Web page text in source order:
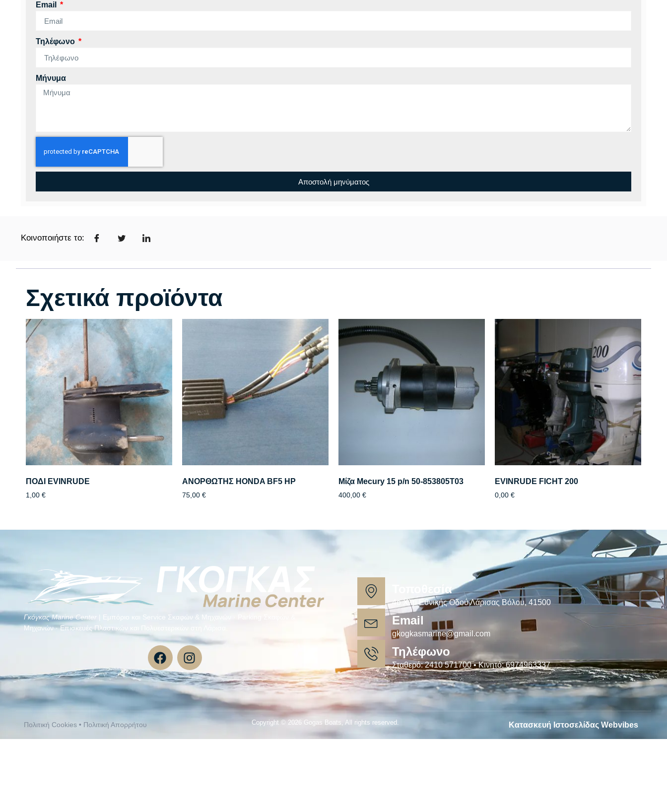
Email
Τηλέφωνο
Μήνυμα
Αποστολή μηνύματος
Κοινοποιήστε το:
Σχετικά προϊόντα
ΠΟΔΙ EVINRUDE
1,00 €
ΑΝΟΡΘΩΤΗΣ HONDA BF5 HP
75,00 €
Μίζα Mecury 15 p/n 50-853805Τ03
400,00 €
EVINRUDE FICHT 200
0,00 €
Γκόγκας Μarine Center | Εμπόριο και Service Σκαφών & Μηχανών · Parking Σκαφών &
Μηχανών · Επισκευές Πλαστικών και Πολυεστερικών στη Λάρισα.
Τοποθεσία
4ο Χλμ Εθνικής Οδού Λάρισας Βόλου, 41500
Email
gkogkasmarine@gmail.com
Τηλέφωνο
Σταθερό: 2410 571700 • Κινητό: 6974963337
Πολιτική Cookies • Πολιτική Απορρήτου Copyright © 2026 Gogas Boats, All rights reserved. Κατασκευή Ιστοσελίδας Webvibes